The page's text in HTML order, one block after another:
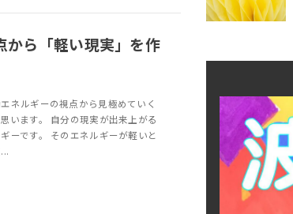
から「軽い現実」を作
ネルギーの視点から見極めていく
います。 自分の現実が出来上がる
ーです。 そのエネルギーが軽いと